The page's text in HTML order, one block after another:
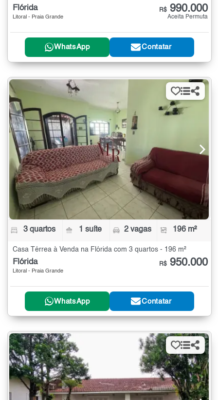
Flórida
Litoral - Praia Grande
R$ 990.000
Aceita Permuta
WhatsApp Contatar
3 quartos 1 suíte 2 vagas 196 m²
Casa Térrea à Venda na Flórida com 3 quartos - 196 m²
Flórida
Litoral - Praia Grande
R$ 950.000
WhatsApp Contatar